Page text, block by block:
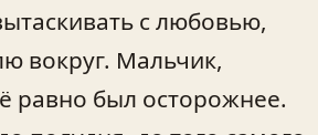
с любовью,
вокруг. Мальчик,
равно был осторожнее.